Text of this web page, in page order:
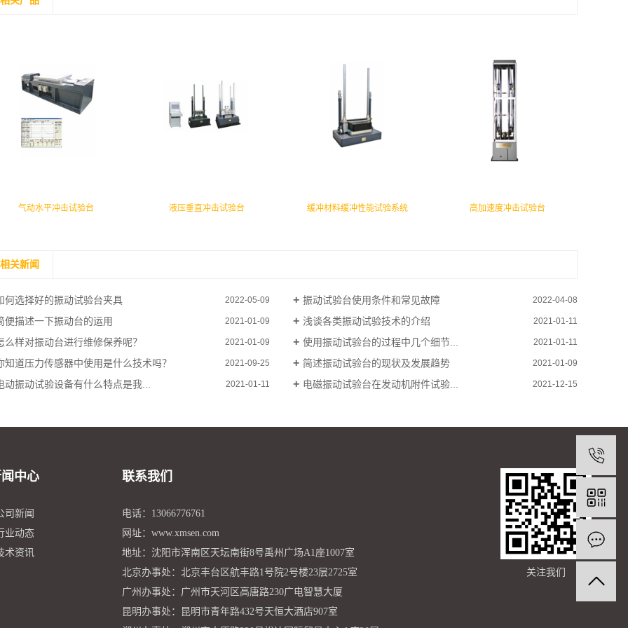
气动水平冲击试验台 液压垂直冲击试验台 缓冲材料缓冲性能试验系统 高加速度冲击试验台
相关新闻
何选择好的振动试验台夹具 2022-05-09 振动试验台使用条件和常见故障 2022-04-08
便描述一下振动台的运用 2021-01-09 浅谈各类振动试验技术的介绍 2021-01-11
么样对振动台进行维修保养呢？ 2021-01-09 使用振动试验台的过程中几个细节... 2021-01-11
知道压力传感器中使用是什么技术吗？ 2021-09-25 简述振动试验台的现状及发展趋势 2021-01-09
动振动试验设备有什么特点是我... 2021-01-11 电磁振动试验台在发动机附件试验... 2021-12-15
中心
司新闻
业动态
术资讯
联系我们
电话：13066776761
网址：www.xmsen.com
地址：沈阳市浑南区天坛南街8号禹州广场A1座1007室
北京办事处：北京丰台区航丰路1号院2号楼23层2725室
广州办事处：广州市天河区高唐路230广电智慧大厦
昆明办事处：昆明市青年路432号天恒大酒店907室
关注我们